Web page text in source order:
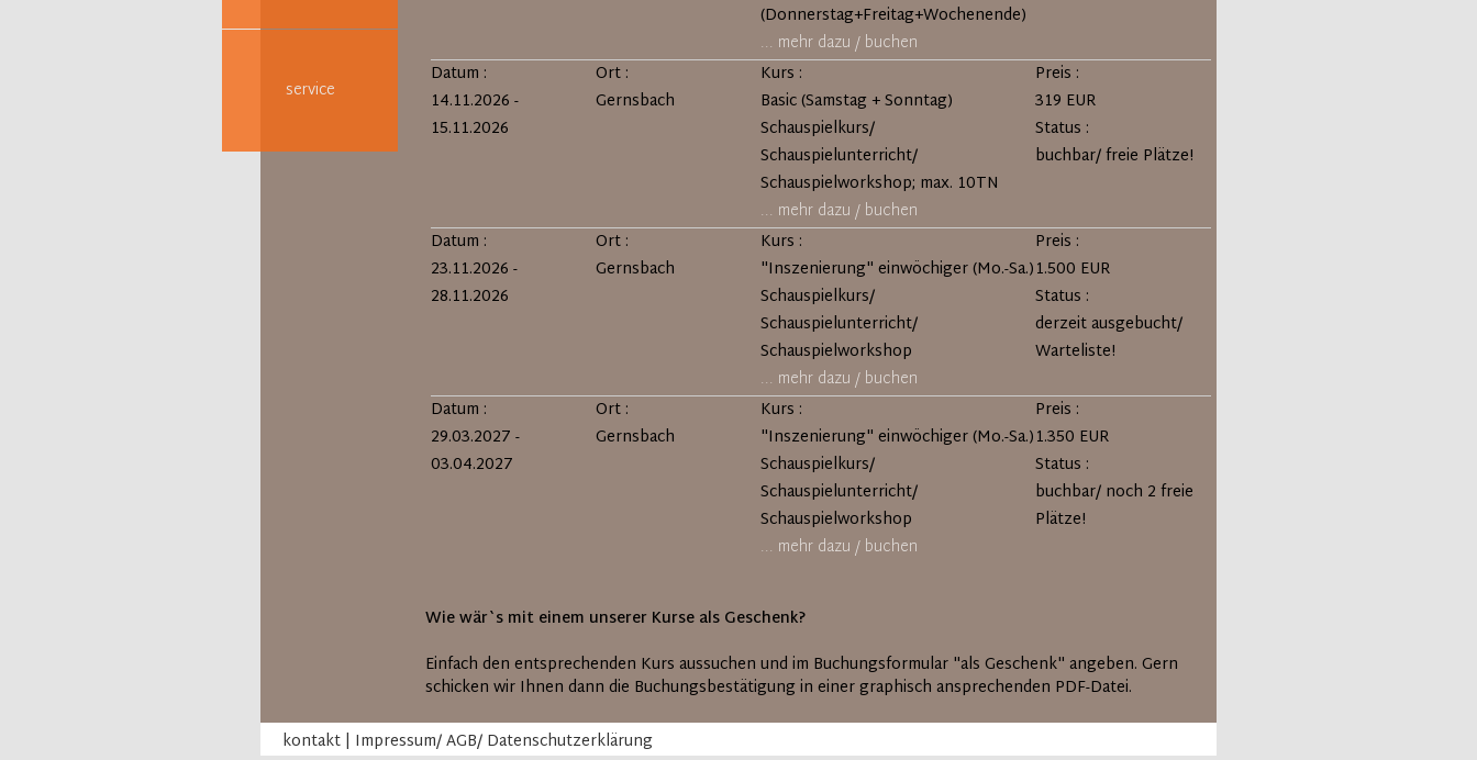
service
(Donnerstag+Freitag+Wochenende)
... mehr dazu / buchen
Datum :
14.11.2026 -
15.11.2026
Ort :
Gernsbach
Kurs :
Basic (Samstag + Sonntag)
Schauspielkurs/
Schauspielunterricht/
Schauspielworkshop; max. 10TN
... mehr dazu / buchen
Preis :
319 EUR
Status :
buchbar/ freie Plätze!
Datum :
23.11.2026 -
28.11.2026
Ort :
Gernsbach
Kurs :
"Inszenierung" einwöchiger (Mo.-Sa.)
Schauspielkurs/
Schauspielunterricht/
Schauspielworkshop
... mehr dazu / buchen
Preis :
1.500 EUR
Status :
derzeit ausgebucht/
Warteliste!
Datum :
29.03.2027 -
03.04.2027
Ort :
Gernsbach
Kurs :
"Inszenierung" einwöchiger (Mo.-Sa.)
Schauspielkurs/
Schauspielunterricht/
Schauspielworkshop
... mehr dazu / buchen
Preis :
1.350 EUR
Status :
buchbar/ noch 2 freie
Plätze!
Wie wär`s mit einem unserer Kurse als Geschenk?
Einfach den entsprechenden Kurs aussuchen und im Buchungsformular "als Geschenk" angeben. Gern
schicken wir Ihnen dann die Buchungsbestätigung in einer graphisch ansprechenden PDF-Datei.
kontakt | Impressum/ AGB/ Datenschutzerklärung